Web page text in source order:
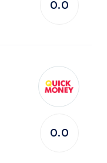
0.0
0.0